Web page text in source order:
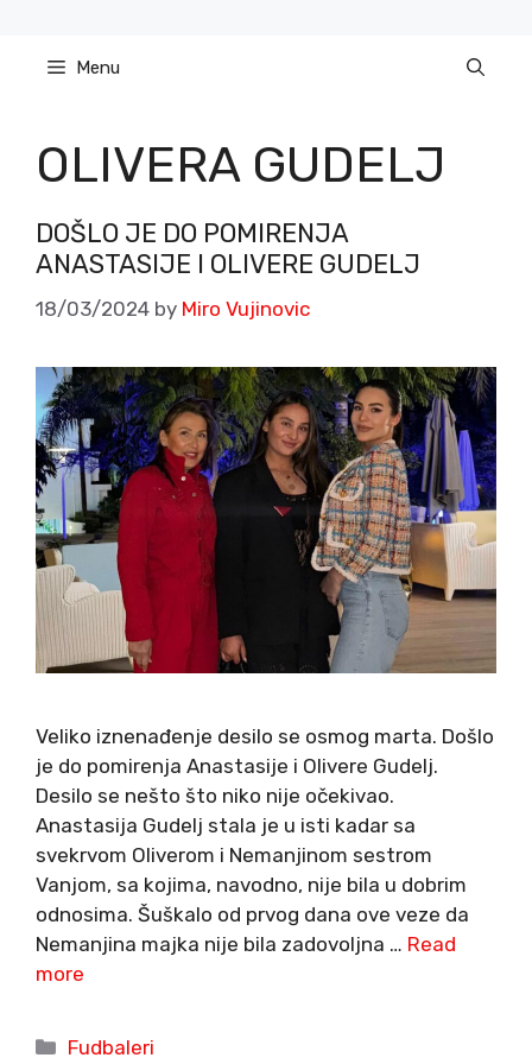
content Menu
OLIVERA GUDELJ
DOŠLO JE DO POMIRENJA
ANASTASIJE I OLIVERE GUDELJ
18/03/2024 by Miro Vujinovic
Veliko iznenađenje desilo se osmog marta. Došlo
je do pomirenja Anastasije i Olivere Gudelj.
Desilo se nešto što niko nije očekivao.
Anastasija Gudelj stala je u isti kadar sa
svekrvom Oliverom i Nemanjinom sestrom
Vanjom, sa kojima, navodno, nije bila u dobrim
odnosima. Šuškalo od prvog dana ove veze da
Nemanjina majka nije bila zadovoljna … Read
more
Categories
Fudbaleri